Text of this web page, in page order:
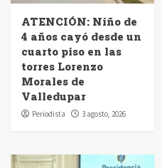
ATENCIÓN: Niño de
4 años cayó desde un
cuarto piso en las
torres Lorenzo
Morales de
Valledupar
Periodista 3 agosto, 2026